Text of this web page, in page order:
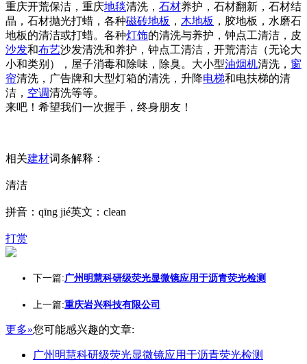
重庆开荒保洁，重庆地毯清洗， 石材养护，石材翻新，石材结
晶，石材抛光打蜡，各种磁砖地板 ， 木地板 ，胶地板，水磨石
地板的清洁或打蜡。各种灯饰的清洗与养护，钟点工清洁，皮
沙发和布艺沙发清洗和养护，钟点工清洁，开荒清洁（无论大
小和类别），屋子消毒和除味，除臭。大小型油烟机清洗， 窗
帘清洗，广告牌和大型灯箱的清洗，升降电梯和电扶梯的清
洁， 空调清洗等等。
来吧！希望我们一次握手，终身朋友！
相关建材词条解释：
清洁
拼音：qīng jié英文：clean
打赏
下一篇:广州明慧科研级荧光显微镜应用于沥青荧光检测
上一篇:重庆岩兴科技有限公司
更多»您可能感兴趣的文章:
广州明慧科研级荧光显微镜应用于沥青荧光检测